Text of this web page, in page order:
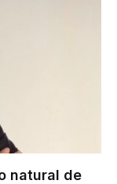
natural de